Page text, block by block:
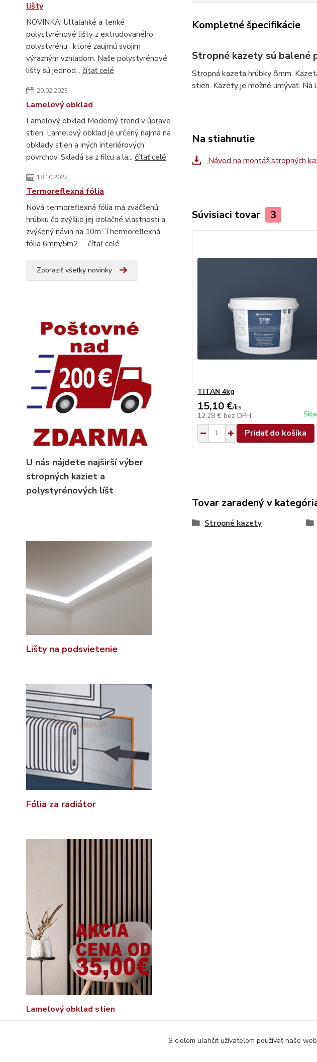
lišty
NOVINKA! Ultaľahké a tenké
polystyrénové lišty z extrudovaného
polystyrénu , ktoré zaujmú svojím
výrazným vzhľadom. Naše polystyrénové
lišty sú jednod... čítať celé
20.02.2023
Lamelový obklad
Lamelový obklad Moderný trend v úprave
stien. Lamelový obklad je určený najmä na
obklady stien a iných interiérových
povrchov. Skladá sa z filcu a la... čítať celé
18.10.2022
Termoreflexná fólia
Nová termoreflexná fólia má zväčšenú
hrúbku čo zvýšilo jej izolačné vlastnosti a
zvýšený návin na 10m. Thermoreflexná
fólia 6mm/5m2 čítať celé
Zobraziť všetky novinky
U nás nájdete najširší výber
stropných kaziet a
polystyrénových líšt
Lišty na podsvietenie
Fólia za radiátor
Lamelový obklad stien
Kompletné špecifikácie
Stropné kazety sú balené
Stropná kazeta hrúbky 8mm.
stien. Kazety je možné umývať.
Na stiahnutie
Návod na montáž stropných
Súvisiaci tovar 3
TITAN 4kg
15,10 €/ks
12,28 € bez DPH
Pridať do košíka
Tovar zaradený v
Stropné kazety
S cieľom uľahčiť užívateľom používať naše